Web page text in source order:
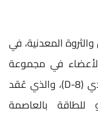
المعدنية، في
الأعضاء في مجموعة
الدول الثماني النامية للتعاون الاقتصادي (D-8)، والذي عُقد
بالعاصمة